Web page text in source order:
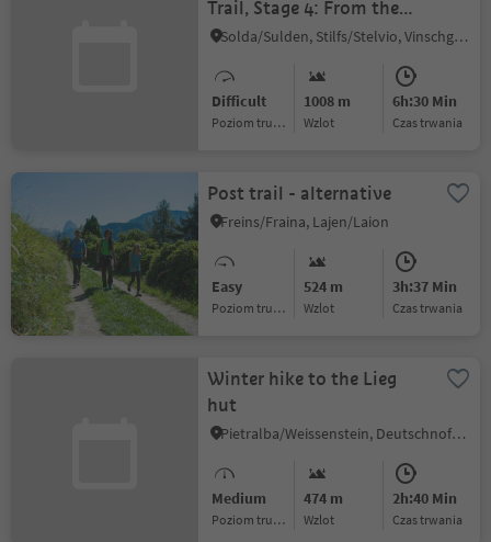
Trail, Stage 4: From the
Zufall hut to the Pizzini
Solda/Sulden, Stilfs/Stelvio, Vinschgau/Val Venosta
Difficult
Poziom trudności
1008 m
Wzlot
6h:30 Min
czas trwania
Post trail - alternative
Freins/Fraina, Lajen/Laion
Easy
Poziom trudności
524 m
Wzlot
3h:37 Min
czas trwania
Winter hike to the Lieg
hut
Pietralba/Weissenstein, Deutschnofen/Nova Ponente, Dolomites Region Eggental
Medium
Poziom trudności
474 m
Wzlot
2h:40 Min
czas trwania